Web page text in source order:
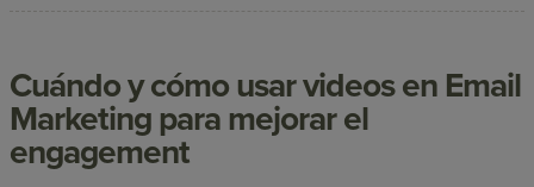
Cuándo y cómo usar videos en Email
Marketing para mejorar el
engagement